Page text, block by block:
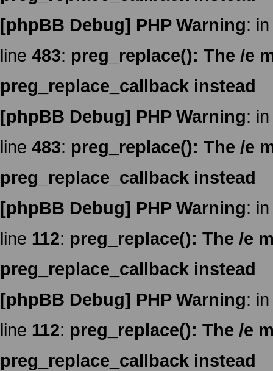
[phpBB Debug] PHP Warning:
line 483: preg_replace(): The /e
preg_replace_callback instead
[phpBB Debug] PHP Warning:
line 483: preg_replace(): The /e
preg_replace_callback instead
[phpBB Debug] PHP Warning:
line 112: preg_replace(): The /e
preg_replace_callback instead
[phpBB Debug] PHP Warning:
line 112: preg_replace(): The /e
preg_replace_callback instead